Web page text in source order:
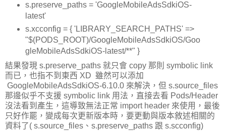
s.preserve_paths = 'GoogleMobileAdsSdkiOS-
latest'
s.xcconfig = { 'LIBRARY_SEARCH_PATHS' =>
"$(PODS_ROOT)/GoogleMobileAdsSdkiOS/Goo
gleMobileAdsSdkiOS-latest/**" }
結果發現 s.preserve_paths 就只會 copy 那則 symbolic link
而已，也指不到東西 XD 雖然可以添加
GoogleMobileAdsSdkiOS-6.10.0 來解決，但 s.source_files
那邊似乎不支援 symbolic link 用法，直接去看 Pods/Header
沒法看到產生，這導致無法正常 import header 來使用，最後
只好作罷，變成每次更新版本時，要更動與版本敘述相關的
資料了( s.source_files、s.preserve_paths 跟 s.scconfig)